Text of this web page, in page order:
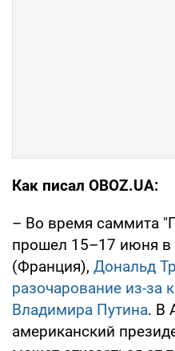
Как писал OBOZ.UA:
– Во время саммита
прошел 15–17 июня в
(Франция), Дональд
разочарование из-за
Владимира Путина. В
американский